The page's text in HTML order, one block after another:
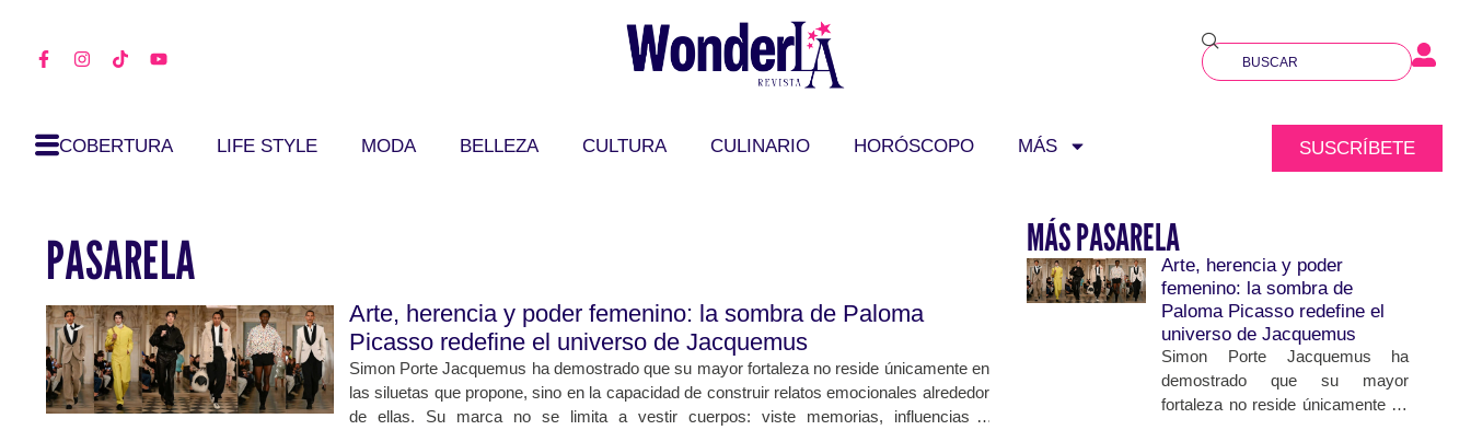
COBERTURA LIFE STYLE MODA BELLEZA CULTURA CULINARIO HORÓSCOPO MÁS SUSCRÍBETE
PASARELA
Arte, herencia y poder femenino: la sombra de Paloma
Picasso redefine el universo de Jacquemus
Simon Porte Jacquemus ha demostrado que su mayor fortaleza no reside únicamente en
las siluetas que propone, sino en la capacidad de construir relatos emocionales alrededor
de ellas. Su marca no se limita a vestir cuerpos: viste memorias, influencias y
MÁS PASARELA
Arte, herencia y poder
femenino: la sombra de
Paloma Picasso redefine el
universo de Jacquemus
Simon Porte Jacquemus ha
demostrado que su mayor
fortaleza no reside únicamente en